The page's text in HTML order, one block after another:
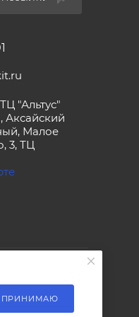
"Альтус"
Аксайский
Малое
3, ТЦ
ПРИНИМАЮ